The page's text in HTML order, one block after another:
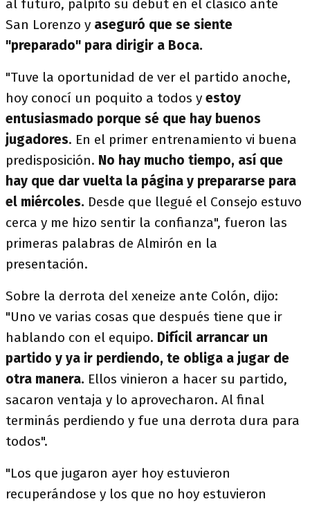
al futuro, palpitó su debut en el clásico ante
San Lorenzo y aseguró que se siente
"preparado" para dirigir a Boca.
"Tuve la oportunidad de ver el partido anoche,
hoy conocí un poquito a todos y estoy
entusiasmado porque sé que hay buenos
jugadores. En el primer entrenamiento vi buena
predisposición. No hay mucho tiempo, así que
hay que dar vuelta la página y prepararse para
el miércoles. Desde que llegué el Consejo estuvo
cerca y me hizo sentir la confianza", fueron las
primeras palabras de Almirón en la
presentación.
Sobre la derrota del xeneize ante Colón, dijo:
"Uno ve varias cosas que después tiene que ir
hablando con el equipo. Difícil arrancar un
partido y ya ir perdiendo, te obliga a jugar de
otra manera. Ellos vinieron a hacer su partido,
sacaron ventaja y lo aprovecharon. Al final
terminás perdiendo y fue una derrota dura para
todos".
"Los que jugaron ayer hoy estuvieron
recuperándose y los que no hoy estuvieron